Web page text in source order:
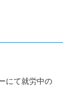
にて就労中の